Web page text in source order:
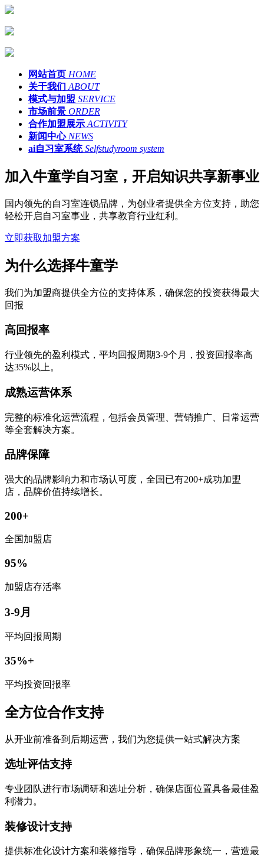
网站首页 HOME
关于我们 ABOUT
模式与加盟 SERVICE
市场前景 ORDER
合作加盟展示 ACTIVITY
新闻中心 NEWS
ai自习室系统 Selfstudyroom system
加入牛童学自习室，开启知识共享新事业
国内领先的自习室连锁品牌，为创业者提供全方位支持，助您
轻松开启自习室事业，共享教育行业红利。
立即获取加盟方案
为什么选择牛童学
我们为加盟商提供全方位的支持体系，确保您的投资获得最大
回报
高回报率
行业领先的盈利模式，平均回报周期3-9个月，投资回报率高
达35%以上。
成熟运营体系
完整的标准化运营流程，包括会员管理、营销推广、日常运营
等全套解决方案。
品牌保障
强大的品牌影响力和市场认可度，全国已有200+成功加盟
店，品牌价值持续增长。
200+
全国加盟店
95%
加盟店存活率
3-9月
平均回报周期
35%+
平均投资回报率
全方位合作支持
从开业前准备到后期运营，我们为您提供一站式解决方案
选址评估支持
专业团队进行市场调研和选址分析，确保店面位置具备最佳盈
利潜力。
装修设计支持
提供标准化设计方案和装修指导，确保品牌形象统一，营造最